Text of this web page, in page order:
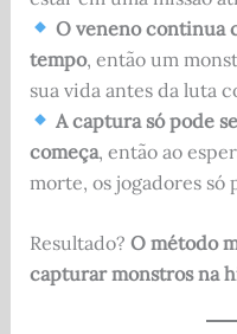
O veneno continua
tempo, então um
sua vida antes da luta
A captura só pode
começa, então ao
morte, os jogadores só
Resultado? O método
capturar monstros na